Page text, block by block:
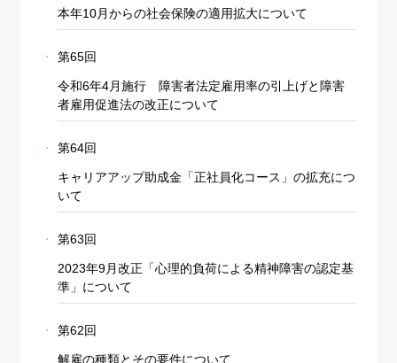
本年10月からの社会保険の適用拡大について
第65回
令和6年4月施行 障害者法定雇用率の引上げと障害
者雇用促進法の改正について
第64回
キャリアアップ助成金「正社員化コース」の拡充につ
いて
第63回
2023年9月改正「心理的負荷による精神障害の認定基
準」について
第62回
解雇の種類とその要件について